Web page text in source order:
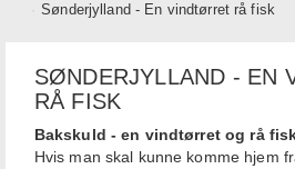
Sønderjylland - En vindtørret rå fisk
SØNDERJYLLAND - EN
RÅ FISK
Bakskuld - en vindtørret og rå
Hvis man skal kunne komme hjem